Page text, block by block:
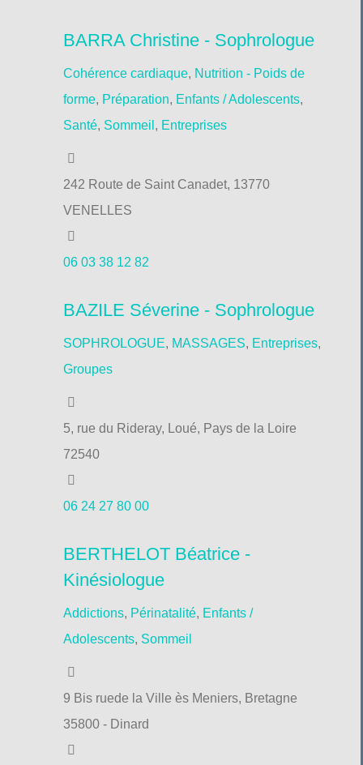
BARRA Christine - Sophrologue
Cohérence cardiaque, Nutrition - Poids de
forme, Préparation, Enfants / Adolescents,
Santé, Sommeil , Entreprises
242 Route de Saint Canadet, 13770
VENELLES
06 03 38 12 82
BAZILE Séverine - Sophrologue
SOPHROLOGUE, MASSAGES, Entreprises,
Groupes
5, rue du Rideray, Loué, Pays de la Loire
72540
06 24 27 80 00
BERTHELOT Béatrice -
Kinésiologue
Addictions, Périnatalité, Enfants /
Adolescents, Sommeil
9 Bis ruede la Ville ès Meniers, Bretagne
35800 - Dinard